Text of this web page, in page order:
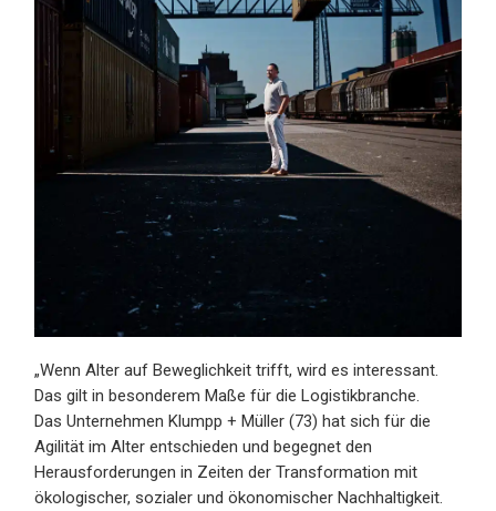
„Wenn Alter auf Beweglichkeit trifft, wird es interessant.
Das gilt in besonderem Maße für die Logistikbranche.
Das Unternehmen Klumpp + Müller (73) hat sich für die
Agilität im Alter entschieden und begegnet den
Herausforderungen in Zeiten der Transformation mit
ökologischer, sozialer und ökonomischer Nachhaltigkeit.